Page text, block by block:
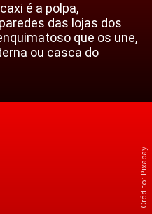
é a polpa,
das lojas dos
que os une,
ou casca do
Crédito: Pixabay